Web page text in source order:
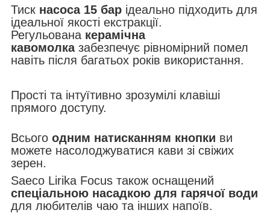
Тиск насоса 15 бар ідеально підходить для
ідеальної якості екстракції.
Регульована керамічна
кавомолказабезпечує рівномірний помел
навіть після багатьох років використання.
Прості та інтуїтивно зрозумілі клавіші
прямого доступу.
Всього одним натисканням кнопки ви
можете насолоджуватися кави зі свіжих
зерен.
Saeco Lirika Focus також оснащений
спеціальною насадкою для гарячої води
для любителів чаю та інших напоїв.